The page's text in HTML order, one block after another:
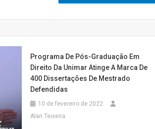
Programa De Pós-Graduação Em
Direito Da Unimar Atinge A Marca De
400 Dissertações De Mestrado
Defendidas
10 de fevereiro de 2022
Alan Teixeira